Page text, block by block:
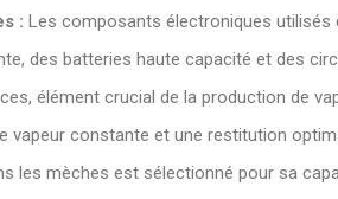
: Les composants électroniques utilisés
des batteries haute capacité et des
élément crucial de la production de
vapeur constante et une restitution
les mèches est sélectionné pour sa